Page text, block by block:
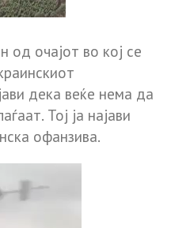
од очајот во кој се
дека веќе нема да
Тој ја најави
офанзива.